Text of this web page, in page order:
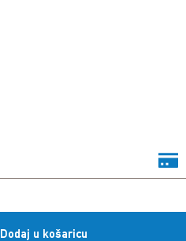
Dodaj u košaricu